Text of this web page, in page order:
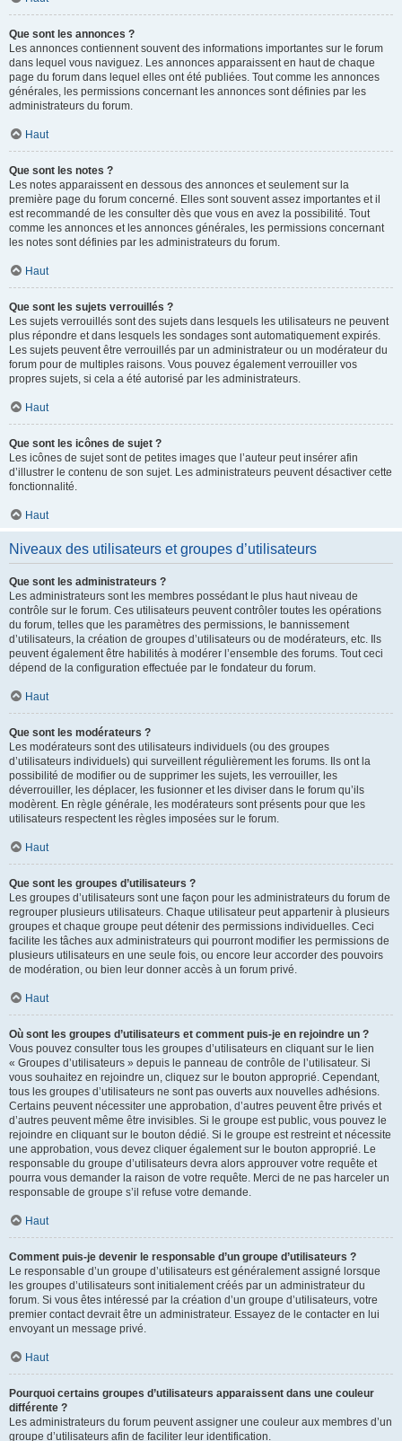
Que sont les annonces ?
Les annonces contiennent souvent des informations importantes sur le forum
dans lequel vous naviguez. Les annonces apparaissent en haut de chaque
page du forum dans lequel elles ont été publiées. Tout comme les annonces
générales, les permissions concernant les annonces sont définies par les
administrateurs du forum.
Haut
Que sont les notes ?
Les notes apparaissent en dessous des annonces et seulement sur la
première page du forum concerné. Elles sont souvent assez importantes et il
est recommandé de les consulter dès que vous en avez la possibilité. Tout
comme les annonces et les annonces générales, les permissions concernant
les notes sont définies par les administrateurs du forum.
Haut
Que sont les sujets verrouillés ?
Les sujets verrouillés sont des sujets dans lesquels les utilisateurs ne peuvent
plus répondre et dans lesquels les sondages sont automatiquement expirés.
Les sujets peuvent être verrouillés par un administrateur ou un modérateur du
forum pour de multiples raisons. Vous pouvez également verrouiller vos
propres sujets, si cela a été autorisé par les administrateurs.
Haut
Que sont les icônes de sujet ?
Les icônes de sujet sont de petites images que l’auteur peut insérer afin
d’illustrer le contenu de son sujet. Les administrateurs peuvent désactiver cette
fonctionnalité.
Haut
Niveaux des utilisateurs et groupes d’utilisateurs
Que sont les administrateurs ?
Les administrateurs sont les membres possédant le plus haut niveau de
contrôle sur le forum. Ces utilisateurs peuvent contrôler toutes les opérations
du forum, telles que les paramètres des permissions, le bannissement
d’utilisateurs, la création de groupes d’utilisateurs ou de modérateurs, etc. Ils
peuvent également être habilités à modérer l’ensemble des forums. Tout ceci
dépend de la configuration effectuée par le fondateur du forum.
Haut
Que sont les modérateurs ?
Les modérateurs sont des utilisateurs individuels (ou des groupes
d’utilisateurs individuels) qui surveillent régulièrement les forums. Ils ont la
possibilité de modifier ou de supprimer les sujets, les verrouiller, les
déverrouiller, les déplacer, les fusionner et les diviser dans le forum qu’ils
modèrent. En règle générale, les modérateurs sont présents pour que les
utilisateurs respectent les règles imposées sur le forum.
Haut
Que sont les groupes d’utilisateurs ?
Les groupes d’utilisateurs sont une façon pour les administrateurs du forum de
regrouper plusieurs utilisateurs. Chaque utilisateur peut appartenir à plusieurs
groupes et chaque groupe peut détenir des permissions individuelles. Ceci
facilite les tâches aux administrateurs qui pourront modifier les permissions de
plusieurs utilisateurs en une seule fois, ou encore leur accorder des pouvoirs
de modération, ou bien leur donner accès à un forum privé.
Haut
Où sont les groupes d’utilisateurs et comment puis-je en rejoindre un ?
Vous pouvez consulter tous les groupes d’utilisateurs en cliquant sur le lien
« Groupes d’utilisateurs » depuis le panneau de contrôle de l’utilisateur. Si
vous souhaitez en rejoindre un, cliquez sur le bouton approprié. Cependant,
tous les groupes d’utilisateurs ne sont pas ouverts aux nouvelles adhésions.
Certains peuvent nécessiter une approbation, d’autres peuvent être privés et
d’autres peuvent même être invisibles. Si le groupe est public, vous pouvez le
rejoindre en cliquant sur le bouton dédié. Si le groupe est restreint et nécessite
une approbation, vous devez cliquer également sur le bouton approprié. Le
responsable du groupe d’utilisateurs devra alors approuver votre requête et
pourra vous demander la raison de votre requête. Merci de ne pas harceler un
responsable de groupe s’il refuse votre demande.
Haut
Comment puis-je devenir le responsable d’un groupe d’utilisateurs ?
Le responsable d’un groupe d’utilisateurs est généralement assigné lorsque
les groupes d’utilisateurs sont initialement créés par un administrateur du
forum. Si vous êtes intéressé par la création d’un groupe d’utilisateurs, votre
premier contact devrait être un administrateur. Essayez de le contacter en lui
envoyant un message privé.
Haut
Pourquoi certains groupes d’utilisateurs apparaissent dans une couleur
différente ?
Les administrateurs du forum peuvent assigner une couleur aux membres d’un
groupe d’utilisateurs afin de faciliter leur identification.